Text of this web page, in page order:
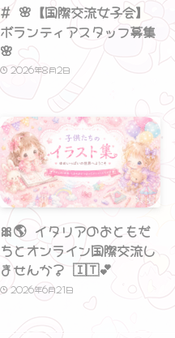
# 🌸【国際交流女子会】
ボランティアスタッフ募集
🌸
2026年8月2日
🎀🌎 イタリアのおともだ
ちとオンライン国際交流し
ませんか？ 🇮🇹💕
2026年6月21日